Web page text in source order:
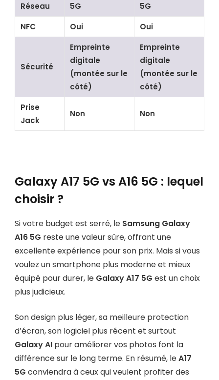
Réseau
5G
5G
NFC
Oui Oui
Sécurité
Empreinte
digitale
(montée sur le
côté)
Empreinte
digitale
(montée sur le
côté)
Prise
Jack
Non Non
Galaxy A17 5G vs A16 5G : lequel
choisir ?
Si votre budget est serré, le Samsung Galaxy
A16 5G reste une valeur sûre, offrant une
excellente expérience pour son prix. Mais si vous
voulez un smartphone plus moderne et mieux
équipé pour durer, le Galaxy A17 5G est un choix
plus judicieux.
Son design plus léger, sa meilleure protection
d’écran, son logiciel plus récent et surtout
Galaxy AI pour améliorer vos photos font la
différence sur le long terme. En résumé, leA17
5G conviendra à ceux qui veulent profiter des